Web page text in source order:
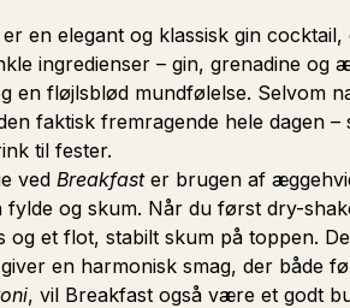
en elegant og klassisk gin
ingredienser – gin, grenadine og
en fløjlsblød mundfølelse. Selvom
faktisk fremragende hele dagen
til fester.
vedBreakfaster brugen af
fylde og skum. Når du først dry-
og et flot, stabilt skum på toppen.
en harmonisk smag, der både
, vil Breakfast også være et godt